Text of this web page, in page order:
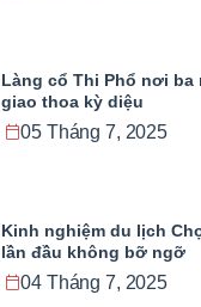
Làng cổ Thi Phổ nơi ba
giao thoa kỳ diệu
05 Tháng 7, 2025
Kinh nghiệm du lịch
lần đầu không bỡ ngỡ
04 Tháng 7, 2025